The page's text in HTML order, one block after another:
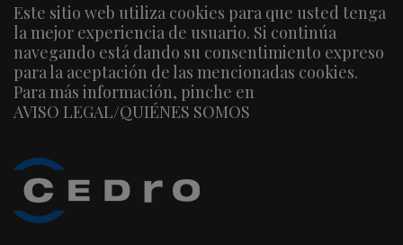
Este sitio web utiliza cookies para que usted tenga
la mejor experiencia de usuario. Si continúa
navegando está dando su consentimiento expreso
para la aceptación de las mencionadas cookies.
Para más información, pinche en
AVISO LEGAL/QUIÉNES SOMOS